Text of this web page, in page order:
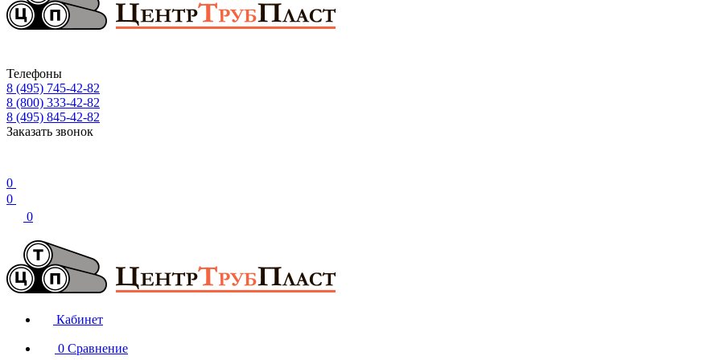
Телефоны
8 (495) 745-42-82
8 (800) 333-42-82
8 (495) 845-42-82
Заказать звонок
0
0
0
Кабинет
0 Сравнение